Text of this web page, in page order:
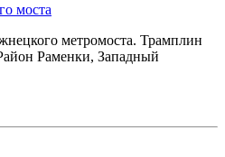
моста
метромоста. Трамплин
Раменки, Западный